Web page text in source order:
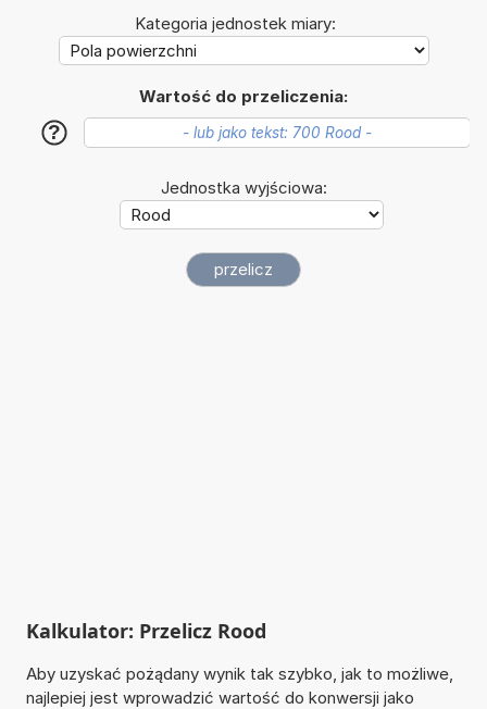
Kategoria jednostek miary:
Wartość do przeliczenia:
?
Jednostka wyjściowa:
Kalkulator: Przelicz Rood
Aby uzyskać pożądany wynik tak szybko, jak to możliwe,
najlepiej jest wprowadzić wartość do konwersji jako